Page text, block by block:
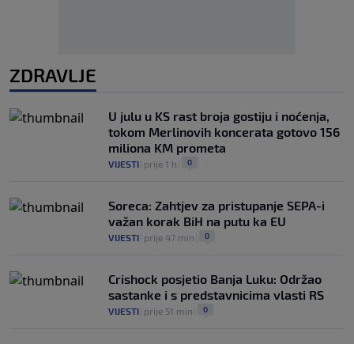
ZDRAVLJE
U julu u KS rast broja gostiju i noćenja,
tokom Merlinovih koncerata gotovo 156
miliona KM prometa
VIJESTI prije 1 h 0
Soreca: Zahtjev za pristupanje SEPA-i
važan korak BiH na putu ka EU
VIJESTI prije 47 min 0
Crishock posjetio Banja Luku: Održao
sastanke i s predstavnicima vlasti RS
VIJESTI prije 51 min 0